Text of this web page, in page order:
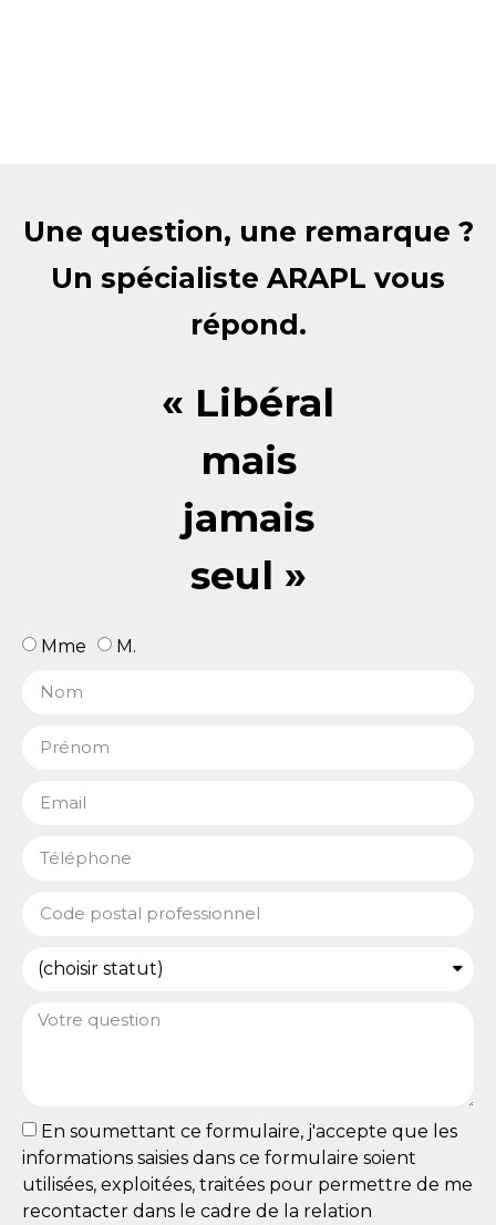
Une question, une remarque ?
Un spécialiste ARAPL vous
répond.
« Libéral
mais
jamais
seul »
Mme M.
En soumettant ce formulaire, j'accepte que les
informations saisies dans ce formulaire soient
utilisées, exploitées, traitées pour permettre de me
recontacter dans le cadre de la relation